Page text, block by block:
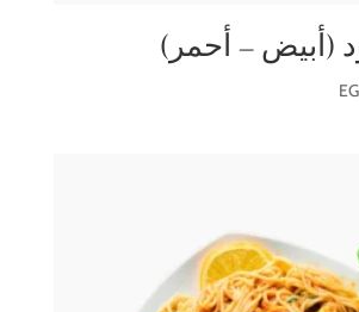
(أبيض – أحمر)